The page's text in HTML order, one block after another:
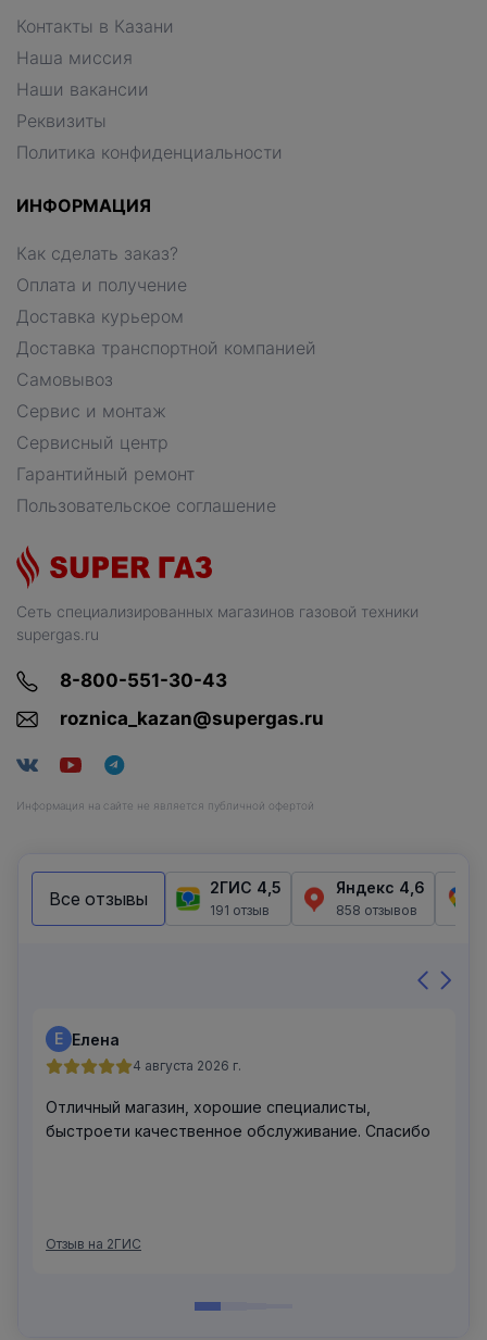
Сеть специализированных магазинов газовой техники
supergas.ru
8-800-551-30-43
roznica_kazan@supergas.ru
Информация на сайте не является публичной офертой
Контакты в Казани
Наша миссия
Наши вакансии
Реквизиты
Политика конфиденциальности
ИНФОРМАЦИЯ
Как сделать заказ?
Оплата и получение
Доставка курьером
Доставка транспортной компанией
Самовывоз
Сервис и монтаж
Сервисный центр
Гарантийный ремонт
Пользовательское соглашение